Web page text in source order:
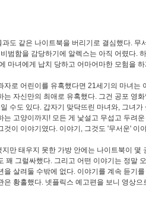
도 같은 나이트북을 버리기로 결심했다.
범함을 감당하기에 알렉스는 아직 어렸다.
마녀에게 납치 당하고 어마어마한 모험을
자로 어린이를 유혹했다면 21세기의 마녀는
는 자신만의 최애로 유혹했다. 그건 공포 영
수도 있다. 갑자기 맞닥뜨린 마녀와, 그녀
는 고양이까지! 모든 게 낯설고 무섭고 두려
것이 이야기였다. 이야기, 그것도 '무서운' 이
만 태우지 못한 가방 안에는 나이트북이
꽤 그럴싸했다. 그리고 어떤 이야기는 정말
을 살려둘 수밖에 없다. 이야기를 계속 듣기
은 황홀했다. 넷플릭스 예고편을 보니 영상